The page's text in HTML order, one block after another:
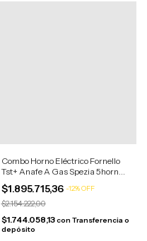
Combo Horno Eléctrico Fornello
Tst+ Anafe A Gas Spezia 5horn
Acero Inoxidable/anafe Negro
$1.895.715,36 -12%OFF
$2.154.222,00
$1.744.058,13con Transferencia o
depósito